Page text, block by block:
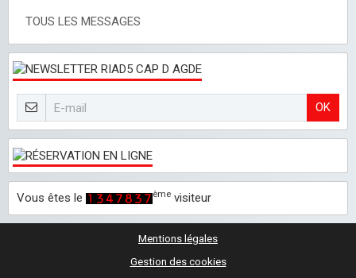
TOUS LES MESSAGES
OK
Vous êtes le ème visiteur
Mentions légales
Gestion des cookies